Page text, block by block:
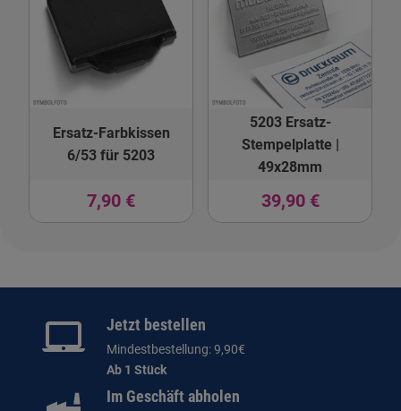
Ersatz-Farbkissen
6/53 für 5203
7,90 €
5203 Ersatz-
Stempelplatte |
49x28mm
39,90 €
Jetzt bestellen
Mindestbestellung: 9,90€
Ab 1 Stück
Im Geschäft abholen